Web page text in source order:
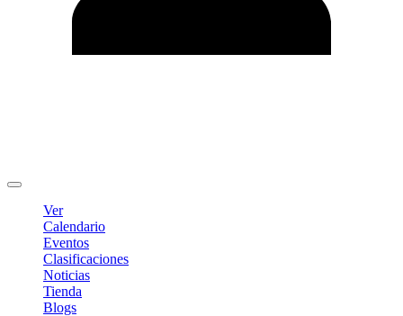
Ver
Calendario
Eventos
Clasificaciones
Noticias
Tienda
Blogs